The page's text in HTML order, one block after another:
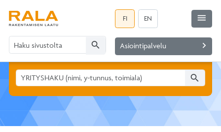
FI EN
search Asiointipalvelu navigate_next
menu
search